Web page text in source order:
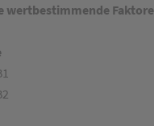
wertbestimmende